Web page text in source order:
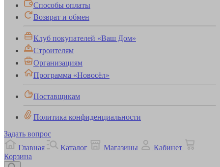
Способы оплаты
Возврат и обмен
Клуб покупателей «Ваш Дом»
Строителям
Организациям
Программа «Новосёл»
Поставщикам
Политика конфиденциальности
Задать вопрос
Главная
Каталог Магазины
Кабинет
Корзина